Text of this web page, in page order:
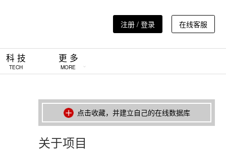
注册 / 登录 在线客服
科 技
TECH
更 多
MORE
点击收藏，并建立自己的在线数据库
关于项目